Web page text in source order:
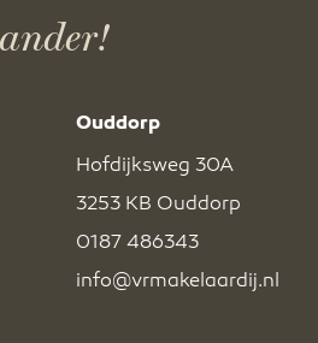
Ouddorp
Hofdijksweg 30A
3253 KB Ouddorp
0187 486343
info@vrmakelaardij.nl